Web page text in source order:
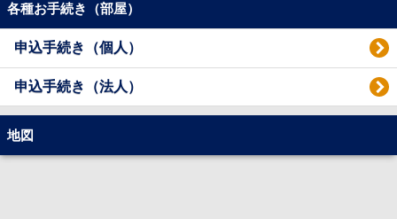
各種お手続き（部屋）
申込手続き（個人）
申込手続き（法人）
地図